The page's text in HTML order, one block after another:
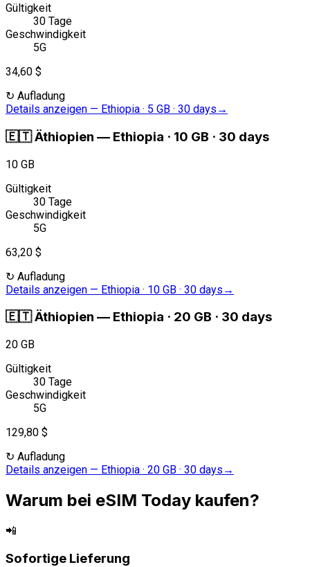
Gültigkeit
30 Tage
Geschwindigkeit
5G
34,60 $
↻ Aufladung
Details anzeigen — Ethiopia · 5 GB · 30 days →
🇪🇹Äthiopien — Ethiopia · 10 GB · 30 days
10 GB
Gültigkeit
30 Tage
Geschwindigkeit
5G
63,20 $
↻ Aufladung
Details anzeigen — Ethiopia · 10 GB · 30 days →
🇪🇹Äthiopien — Ethiopia · 20 GB · 30 days
20 GB
Gültigkeit
30 Tage
Geschwindigkeit
5G
129,80 $
↻ Aufladung
Details anzeigen — Ethiopia · 20 GB · 30 days →
Warum bei eSIM Today kaufen?
📲
Sofortige Lieferung